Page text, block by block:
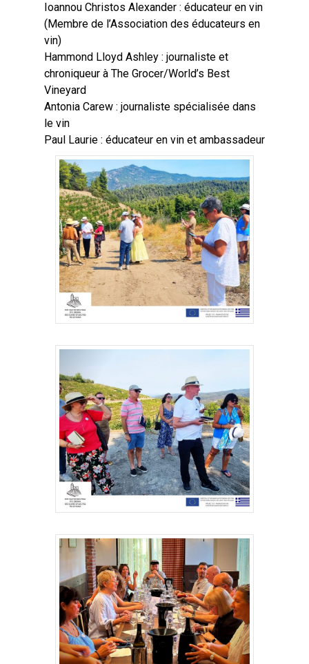
Ioannou Christos Alexander : éducateur en vin
(Membre de l’Association des éducateurs en
vin)
Hammond Lloyd Ashley : journaliste et
chroniqueur à The Grocer/World’s Best
Vineyard
Antonia Carew : journaliste spécialisée dans
le vin
Paul Laurie : éducateur en vin et ambassadeur